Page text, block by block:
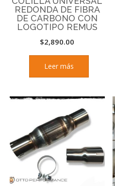
REDONDA DE FIBRA
DE CARBONO CON
LOGOTIPO REMUS
$2,890.00
Leer más